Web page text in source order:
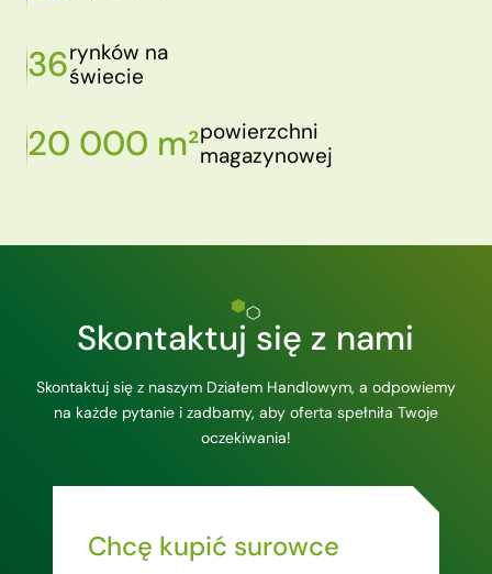
36rynków na
świecie
20 000 m²powierzchni
magazynowej
Skontaktuj się z nami
Skontaktuj się z naszym Działem Handlowym, a odpowiemy
na każde pytanie i zadbamy, aby oferta spełniła Twoje
oczekiwania!
Chcę kupić surowce